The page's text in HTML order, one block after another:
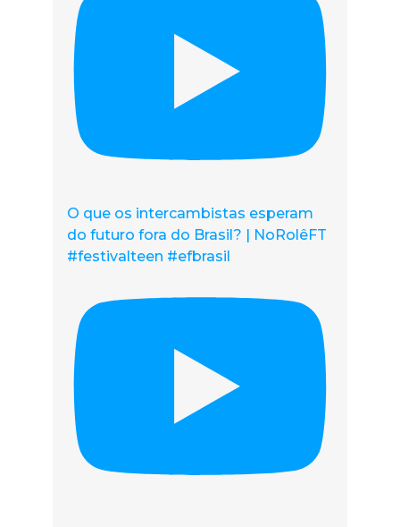
O que os intercambistas esperam
do futuro fora do Brasil? | NoRolêFT
#festivalteen #efbrasil